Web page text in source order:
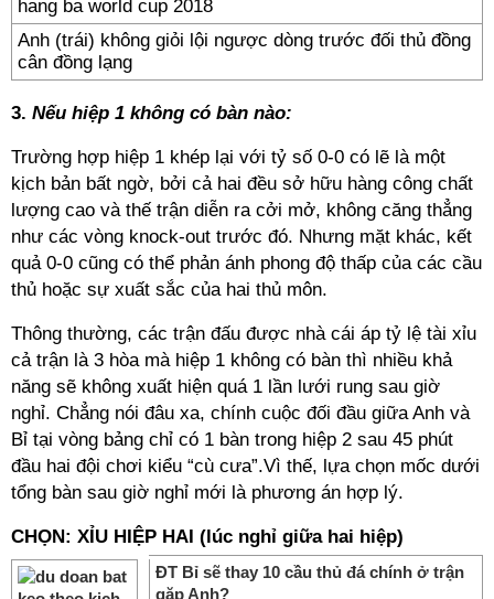
Anh (trái) không giỏi lội ngược dòng trước đối thủ đồng
cân đồng lạng
3. Nếu hiệp 1 không có bàn nào:
Trường hợp hiệp 1 khép lại với tỷ số 0-0 có lẽ là một
kịch bản bất ngờ, bởi cả hai đều sở hữu hàng công chất
lượng cao và thế trận diễn ra cởi mở, không căng thẳng
như các vòng knock-out trước đó. Nhưng mặt khác, kết
quả 0-0 cũng có thể phản ánh phong độ thấp của các cầu
thủ hoặc sự xuất sắc của hai thủ môn.
Thông thường, các trận đấu được nhà cái áp tỷ lệ tài xỉu
cả trận là 3 hòa mà hiệp 1 không có bàn thì nhiều khả
năng sẽ không xuất hiện quá 1 lần lưới rung sau giờ
nghỉ. Chẳng nói đâu xa, chính cuộc đối đầu giữa Anh và
Bỉ tại vòng bảng chỉ có 1 bàn trong hiệp 2 sau 45 phút
đầu hai đội chơi kiểu “cù cưa”.Vì thế, lựa chọn mốc dưới
tổng bàn sau giờ nghỉ mới là phương án hợp lý.
CHỌN: XỈU HIỆP HAI (lúc nghỉ giữa hai hiệp)
ĐT Bỉ sẽ thay 10 cầu thủ đá chính ở trận
gặp Anh?